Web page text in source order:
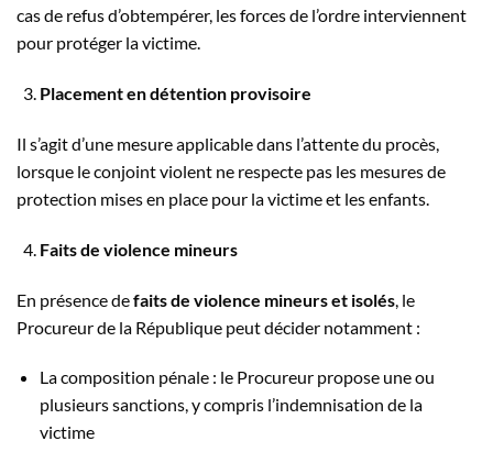
cas de refus d’obtempérer, les forces de l’ordre interviennent
pour protéger la victime.
Placement en détention provisoire
Il s’agit d’une mesure applicable dans l’attente du procès,
lorsque le conjoint violent ne respecte pas les mesures de
protection mises en place pour la victime et les enfants.
Faits de violence mineurs
En présence defaits de violence mineurs et isolés , le
Procureur de la République peut décider notamment :
La composition pénale : le Procureur propose une ou
plusieurs sanctions, y compris l’indemnisation de la
victime